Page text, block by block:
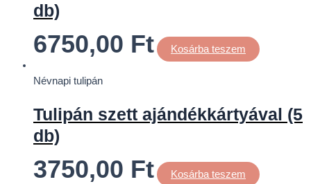
db)
6750,00 Ft Kosárba teszem
Névnapi tulipán
Tulipán szett ajándékkártyával (5
db)
3750,00 Ft Kosárba teszem